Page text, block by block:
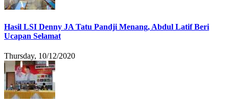
Hasil LSI Denny JA Tatu Pandji Menang, Abdul Latif Beri
Ucapan Selamat
Thursday, 10/12/2020